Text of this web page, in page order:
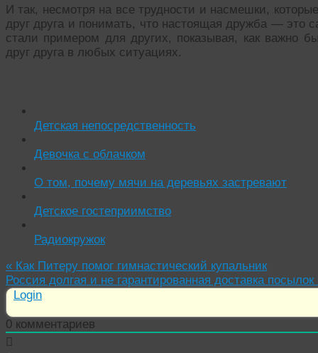
И так, несмотря на все трудности и насмешки,
друг друга и понимать, что настоящая дружба — это
стали примером для других, показывая, как важно
друг друга в любых ситуациях.
Детская непосредственность
Девочка с облачком
О том, почему мячи на деревьях застревают
Детское гостеприимство
Радиокружок
« Как Питеру помог гимнастический купальник
Россия долгая и не гарантированная доставка посылок
Login
0 комментариев